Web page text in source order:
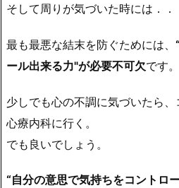
そして周りが気づいた時には．．
最も最悪な結末を防ぐためには、
ール出来る力"が必要不可欠です。
少しでも心の不調に気づいたら
心療内科に行く。
でも良いでしょう。
“自分の意思で気持ちをコントロ